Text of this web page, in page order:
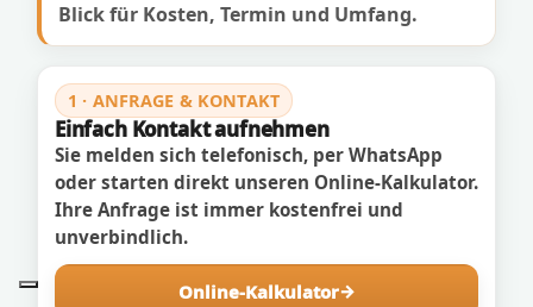
Blick für Kosten, Termin und Umfang.
1 · ANFRAGE & KONTAKT
Einfach Kontakt aufnehmen
Sie melden sich telefonisch, per WhatsApp
oder starten direkt unseren Online-Kalkulator.
Ihre Anfrage ist immer kostenfrei und
unverbindlich.
Online-Kalkulator